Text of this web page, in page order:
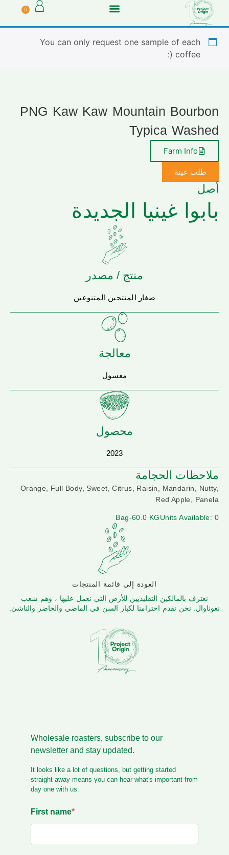
0
You can only request one sample of each
coffee (:
PNG Kaw Kaw Mountain Bourbon
Typica Washed
Farm Info
طلب عينة
أصل
بابوا غينيا الجديدة
منتج / مصدر
صغار المنتجين المتنوعين
معالجة
مغسول
محصول
2023
ملاحظات الحجامة
Orange, Full Body, Sweet, Citrus, Raisin, Mandarin, Nutty,
Red Apple, Panela
Units Available: 0
Bag-60.0 KG
العودة إلى قائمة المنتجات
نعترف بالمالكين التقليديين للأرض التي نعمل عليها ، وهم شعب
نغوناوال. نحن نقدم احترامنا لكبار السن في الماضي والحاضر والناشئ.